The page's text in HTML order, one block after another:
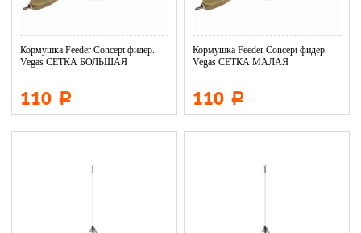
Кормушка Feeder Concept фидер.
Vegas СЕТКА БОЛЬШАЯ
110 Р
Кормушка Feeder Concept фидер.
Vegas СЕТКА МАЛАЯ
110 Р